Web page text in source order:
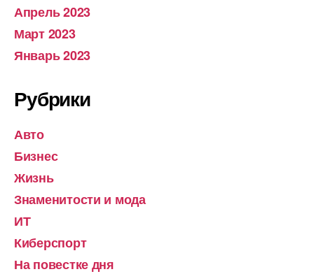
Апрель 2023
Март 2023
Январь 2023
Рубрики
Авто
Бизнес
Жизнь
Знаменитости и мода
ИТ
Киберспорт
На повестке дня